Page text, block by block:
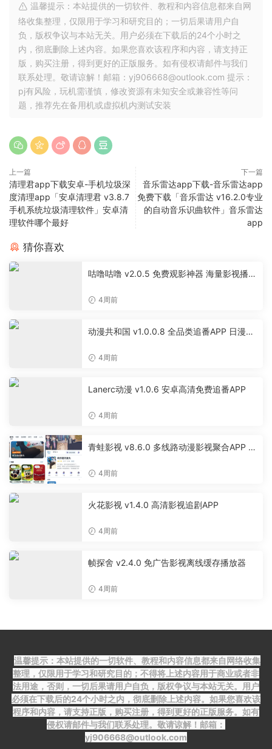
温馨提示：本站提供的一切软件、教程和内容信息都来自网
络收集整理，仅限用于学习和研究目的；一切后果请用户自
负，版权争议与本站无关。用户必须在下载后的24个小时之
内，彻底删除上述内容。如果您喜欢该程序和内容，请支持正
版，购买注册，得到更好的正版服务。如有侵权请邮件与我们
联系处理。敬请谅解！邮箱：yj906668@outlook.com 提示：
pj有风险，玩机需谨慎，修改资源有未知安全或兼容性等问
题，推荐先在备用机或虚拟机内测试安装
上一篇
清理君app下载安卓-手机垃圾深
度清理app「安卓清理君 v3.8.7
手机系统垃圾清理软件」安卓清
理软件哪个最好
下一篇
音乐雷达app下载-音乐雷达app
免费下载「音乐雷达 v16.2.0专业
的自动音乐识曲软件」音乐雷达
app
猜你喜欢
咕噜咕噜 v2.0.5 免费观影神器 海量影视播放
4周前
动漫共和国 v1.0.0.8 全品类追番APP 日漫国
4周前
Lanerc动漫 v1.0.6 安卓高清免费追番APP
4周前
青蛙影视 v8.6.0 多线路动漫影视聚合APP 免
4周前
火花影视 v1.4.0 高清影视追剧APP
4周前
帧探舍 v2.4.0 免广告影视离线缓存播放器
4周前
温馨提示：本站提供的一切软件、教程和内容信息都来自网络收集
整理，仅限用于学习和研究目的；不得将上述内容用于商业或者非
法用途，否则，一切后果请用户自负，版权争议与本站无关。用户
必须在下载后的24个小时之内，彻底删除上述内容。如果您喜欢该
程序和内容，请支持正版，购买注册，得到更好的正版服务。如有
侵权请邮件与我们联系处理。敬请谅解！邮箱：
yj906668@outlook.com